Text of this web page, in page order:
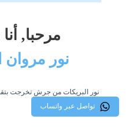
مرحبا,
نور مروان
نور البريكات من جرش تخرجت
تواصل عبر واتساب